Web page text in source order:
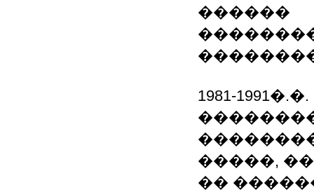
������
1981-
�����,
��